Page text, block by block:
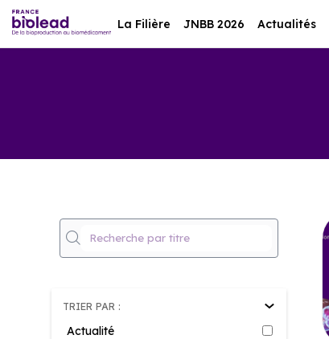
La Filière JNBB 2026 Actualités
TRIER PAR :
Actualité